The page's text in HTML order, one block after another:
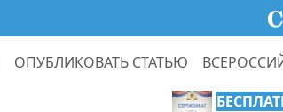
ОПУБЛИКОВАТЬ СТАТЬЮ